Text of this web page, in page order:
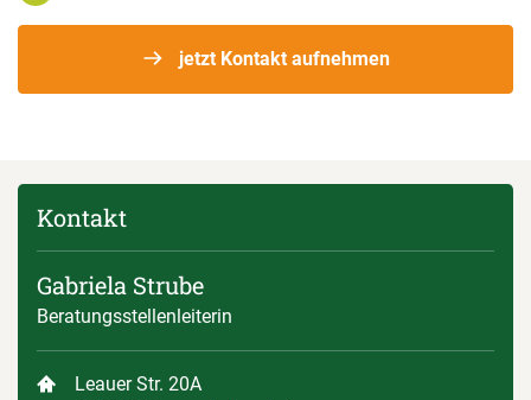
jetzt Kontakt aufnehmen
Kontakt
Gabriela Strube
Beratungsstellenleiterin
Leauer Str. 20A